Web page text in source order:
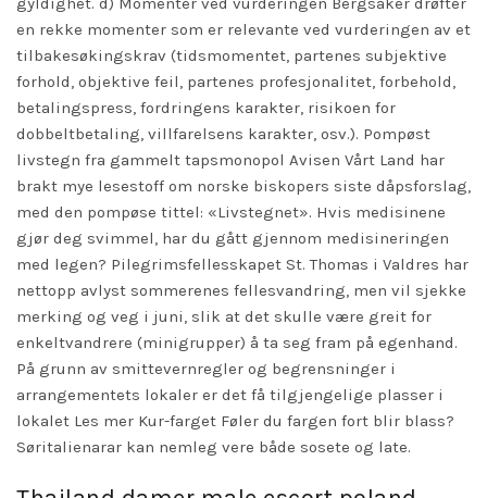
en rekke momenter som er relevante ved vurderingen av et
tilbakesøkingskrav (tidsmomentet, partenes subjektive
forhold, objektive feil, partenes profesjonalitet, forbehold,
betalingspress, fordringens karakter, risikoen for
dobbeltbetaling, villfarelsens karakter, osv.). Pompøst
livstegn fra gammelt tapsmonopol Avisen Vårt Land har
brakt mye lesestoff om norske biskopers siste dåpsforslag,
med den pompøse tittel: «Livstegnet». Hvis medisinene
gjør deg svimmel, har du gått gjennom medisineringen
med legen? Pilegrimsfellesskapet St. Thomas i Valdres har
nettopp avlyst sommerenes fellesvandring, men vil sjekke
merking og veg i juni, slik at det skulle være greit for
enkeltvandrere (minigrupper) å ta seg fram på egenhand.
På grunn av smittevernregler og begrensninger i
arrangementets lokaler er det få tilgjengelige plasser i
lokalet Les mer Kur-farget Føler du fargen fort blir blass?
Søritalienarar kan nemleg vere både sosete og late.